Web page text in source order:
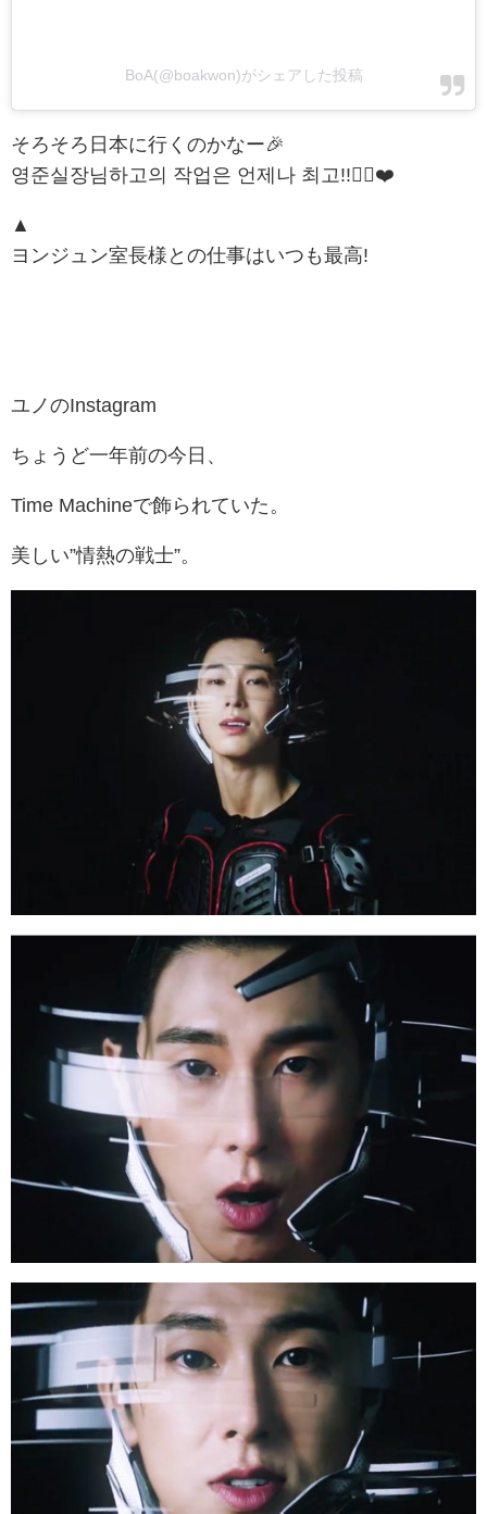
BoA(@boakwon)がシェアした投稿
そろそろ日本に行くのかなー🎉
영준실장님하고의 작업은 언제나 최고!!🙆‍♀️❤️
▲
ヨンジュン室長様との仕事はいつも最高!
ユノのInstagram
ちょうど一年前の今日、
Time Machineで飾られていた。
美しい”情熱の戦士”。